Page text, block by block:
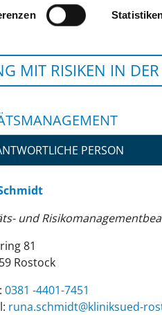
MIT RISIKEN IN
PERSON
und
81
Rostock
0381 -4401-7451
ed.kcotsor-